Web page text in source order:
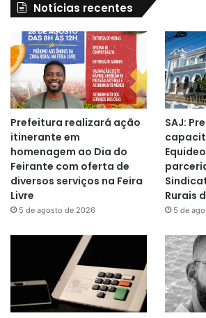
Notícias recentes
Prefeitura realizará ação
itinerante em
homenagem ao Dia do
Feirante com oferta de
diversos serviços na Feira
Livre
5 de agosto de 2026
SAJ:
Rurais
5 de